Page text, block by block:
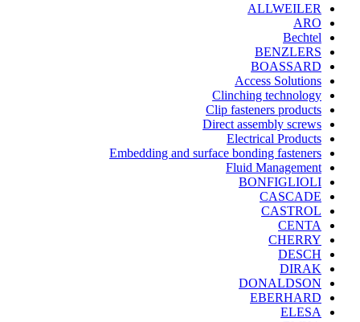
ALLWEILER
ARO
Bechtel
BENZLERS
BOASSARD
Access Solutions
Clinching technology
Clip fasteners products
Direct assembly screws
Electrical Products
Embedding and surface bonding fasteners
Fluid Management
BONFIGLIOLI
CASCADE
CASTROL
CENTA
CHERRY
DESCH
DIRAK
DONALDSON
EBERHARD
ELESA